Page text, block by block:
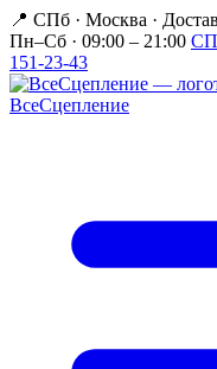
📍 СПб · Москва ·
Пн–Сб · 09:00 – 21:00
151-23-43
ВсеСцепление